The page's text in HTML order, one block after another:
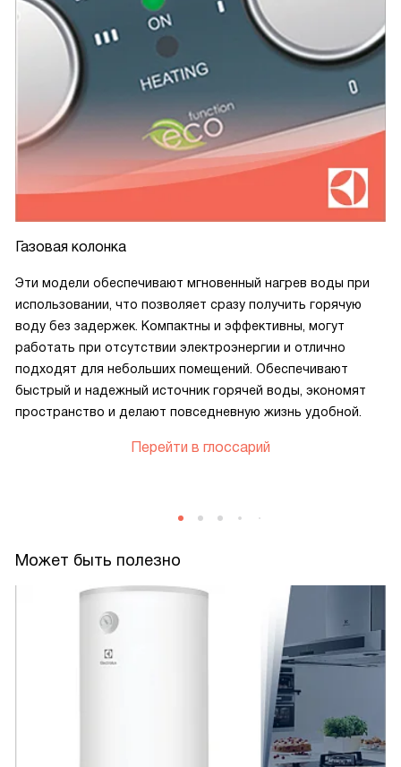
Газовая колонка
Эти модели обеспечивают мгновенный нагрев воды при
использовании, что позволяет сразу получить горячую
воду без задержек. Компактны и эффективны, могут
работать при отсутствии электроэнергии и отлично
подходят для небольших помещений. Обеспечивают
быстрый и надежный источник горячей воды, экономят
пространство и делают повседневную жизнь удобной.
Перейти в глоссарий
Может быть полезно